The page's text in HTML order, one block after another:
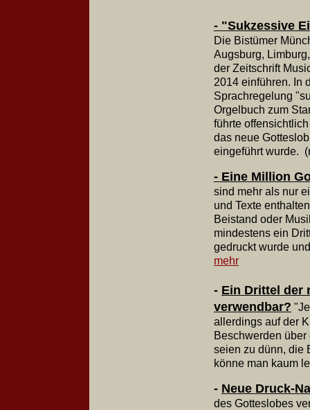
- "Sukzessive
Die Bistümer
Augsburg,
der Zeitschrift
2014 einführen. In
Sprachregelung
Orgelbuch zum
führte
das neue
eingeführt wurde.
- Eine Million
sind mehr als nur
und Texte
Beistand oder
mindestens ein
gedruckt wurde
mehr
- Ein Drittel der
verwendbar?
allerdings auf der
Beschwerden
seien zu dünn, die
könne man kaum
- Neue Druck-
des Gotteslobes